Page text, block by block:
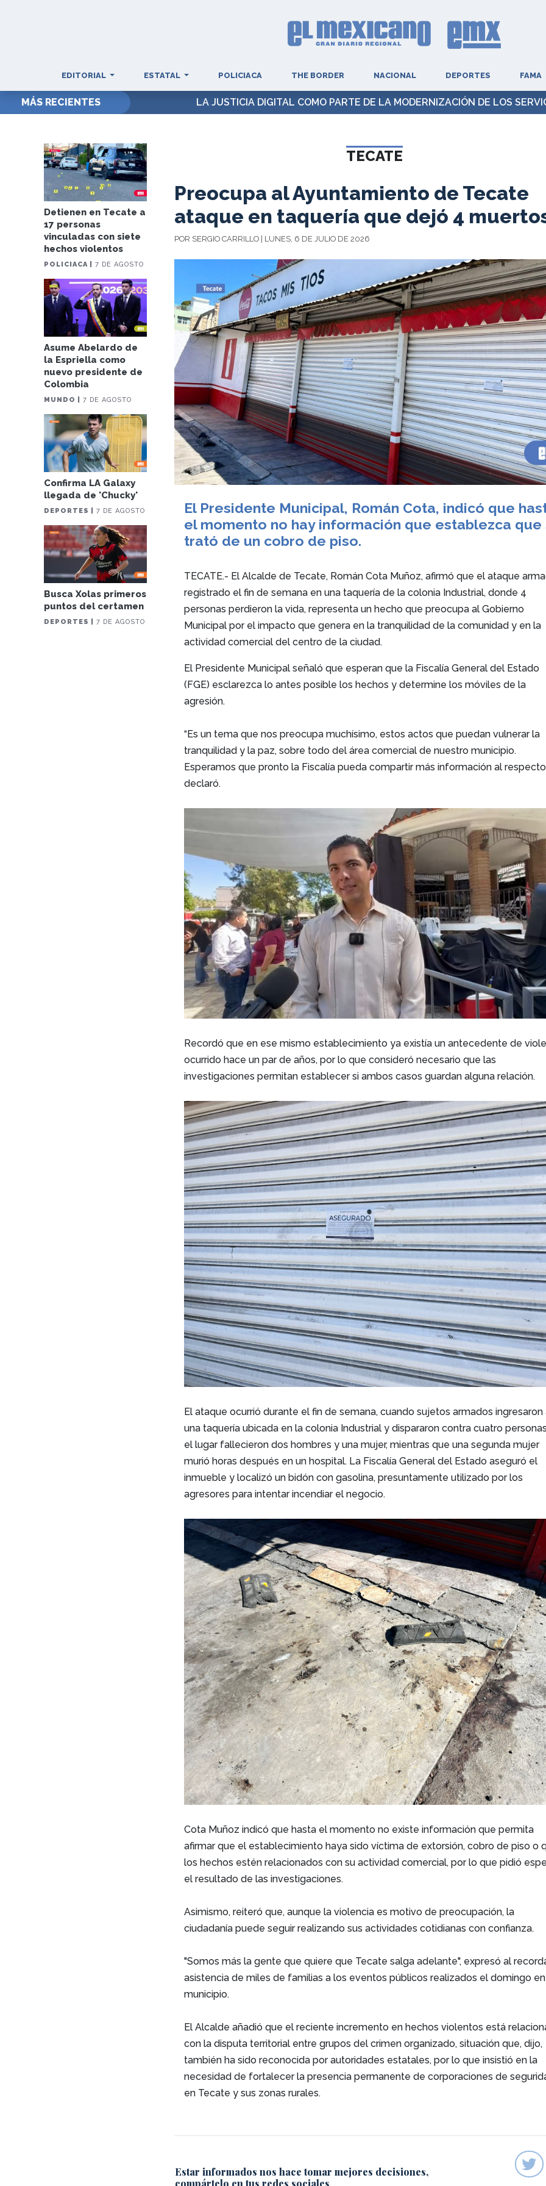
EDITORIAL ESTATAL POLICIACA THE BORDER NACIONAL DEPORTES FAMA
MÁS RECIENTES LA JUSTICIA DIGITAL COMO PARTE DE LA MODERNIZACIÓN DE LOS
Detienen en Tecate a
17 personas
vinculadas con siete
hechos violentos
POLICIACA | 7 DE AGOSTO
Asume Abelardo de
la Espriella como
nuevo presidente de
Colombia
MUNDO | 7 DE AGOSTO
Confirma LA Galaxy
llegada de 'Chucky'
DEPORTES | 7 DE AGOSTO
Busca Xolas primeros
puntos del certamen
DEPORTES | 7 DE AGOSTO
TECATE
Preocupa al Ayuntamiento de Tecate
ataque en taquería que dejó 4
POR SERGIO CARRILLO | LUNES, 6 DE JULIO DE 2026
El Presidente Municipal, Román Cota, indicó que
el momento no hay información que establezca que
trató de un cobro de piso.
TECATE.- El Alcalde de Tecate, Román Cota Muñoz, afirmó que el ataque
registrado el fin de semana en una taquería de la colonia Industrial, donde 4
personas perdieron la vida, representa un hecho que preocupa al Gobierno
Municipal por el impacto que genera en la tranquilidad de la comunidad y en la
actividad comercial del centro de la ciudad.
El Presidente Municipal señaló que esperan que la Fiscalía General del Estado
(FGE) esclarezca lo antes posible los hechos y determine los móviles de la
agresión.
“Es un tema que nos preocupa muchísimo, estos actos que puedan vulnerar la
tranquilidad y la paz, sobre todo del área comercial de nuestro municipio.
Esperamos que pronto la Fiscalía pueda compartir más información al
declaró.
Recordó que en ese mismo establecimiento ya existía un antecedente de
ocurrido hace un par de años, por lo que consideró necesario que las
investigaciones permitan establecer si ambos casos guardan alguna relación.
El ataque ocurrió durante el fin de semana, cuando sujetos armados ingresaron
una taquería ubicada en la colonia Industrial y dispararon contra cuatro
el lugar fallecieron dos hombres y una mujer, mientras que una segunda mujer
murió horas después en un hospital. La Fiscalía General del Estado aseguró el
inmueble y localizó un bidón con gasolina, presuntamente utilizado por los
agresores para intentar incendiar el negocio.
Cota Muñoz indicó que hasta el momento no existe información que permita
afirmar que el establecimiento haya sido víctima de extorsión, cobro de piso o
los hechos estén relacionados con su actividad comercial, por lo que pidió
el resultado de las investigaciones.
Asimismo, reiteró que, aunque la violencia es motivo de preocupación, la
ciudadanía puede seguir realizando sus actividades cotidianas con confianza.
"Somos más la gente que quiere que Tecate salga adelante", expresó al
asistencia de miles de familias a los eventos públicos realizados el domingo
municipio.
El Alcalde añadió que el reciente incremento en hechos violentos está
con la disputa territorial entre grupos del crimen organizado, situación que, dijo,
también ha sido reconocida por autoridades estatales, por lo que insistió en la
necesidad de fortalecer la presencia permanente de corporaciones de
en Tecate y sus zonas rurales.
Estar informados nos hace tomar mejores decisiones,